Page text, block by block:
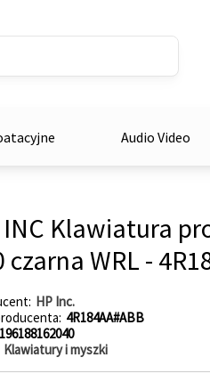
Audio Video
INC Klawiatura
czarna WRL -
HP Inc.
4R184AA#ABB
196188162040
Klawiatury i myszki